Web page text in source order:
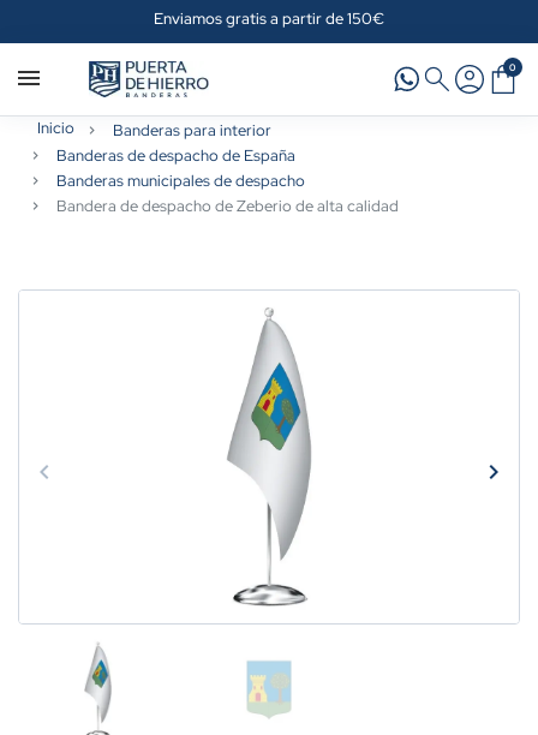
Enviamos gratis a partir de 150€
0
Inicio
Banderas para interior
Banderas de despacho de España
Banderas municipales de despacho
Bandera de despacho de Zeberio de alta calidad
Anterior
keyboard_arrow_left keyboard_arrow_right